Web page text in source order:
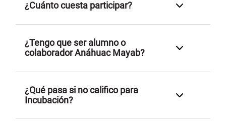
¿Cuánto cuesta participar?
Los programas de emprendimiento de la Universidad
Anáhuac Mayab, son gratuitos para la comunidad
descuentos aplicables de acuerdo a la convocatoria.
¿Tengo que ser alumno o
colaborador Anáhuac Mayab?
No. A Hub está abierto a alumnos, egresados y
emprendedores externos. El diagnóstico determina tu
¿Qué pasa si no califico para
Incubación?